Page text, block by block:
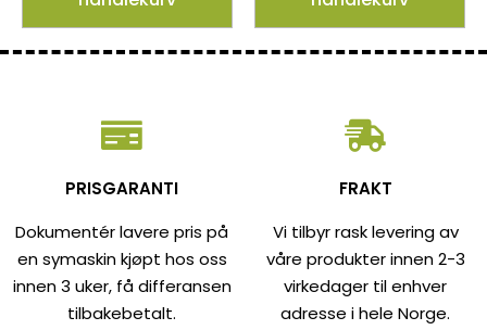
PRISGARANTI
Dokumentér lavere pris på
en symaskin kjøpt hos oss
innen 3 uker, få differansen
tilbakebetalt.
FRAKT
Vi tilbyr rask levering av
våre produkter innen 2-3
virkedager til enhver
adresse i hele Norge.